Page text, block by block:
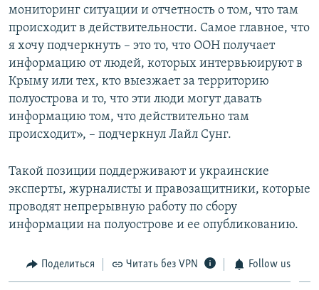
мониторинг ситуации и отчетность о том, что там
происходит в действительности. Самое главное, что
я хочу подчеркнуть – это то, что ООН получает
информацию от людей, которых интервьюируют в
Крыму или тех, кто выезжает за территорию
полуострова и то, что эти люди могут давать
информацию том, что действительно там
происходит», – подчеркнул Лайл Сунг.
Такой позиции поддерживают и украинские
эксперты, журналисты и правозащитники, которые
проводят непрерывную работу по сбору
информации на полуострове и ее опубликованию.
Поделиться Читать без VPN Follow us